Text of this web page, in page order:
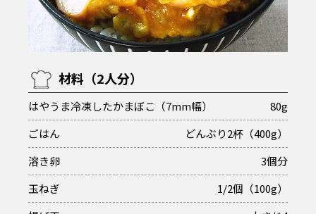
材料（2人分）
はやうま冷凍したかまぼこ（7mm幅）
80g
ごはん
どんぶり2杯（400g）
溶き卵
3個分
玉ねぎ
1/2個（100g）